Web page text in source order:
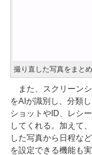
撮り直した写真をまと
また、スクリーン
をAIが識別し、分類
ショットやID、レシ
してくれる。加えて
した写真から日程な
を設定できる機能も実